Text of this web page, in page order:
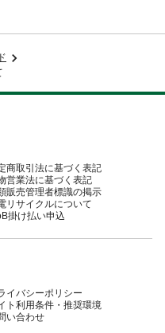
商取引法に基づく表記
営業法に基づく表記
販売管理者標識の掲示
リサイクルについて
掛け払い申込
イバシーポリシー
ト利用条件・推奨環境
い合わせ